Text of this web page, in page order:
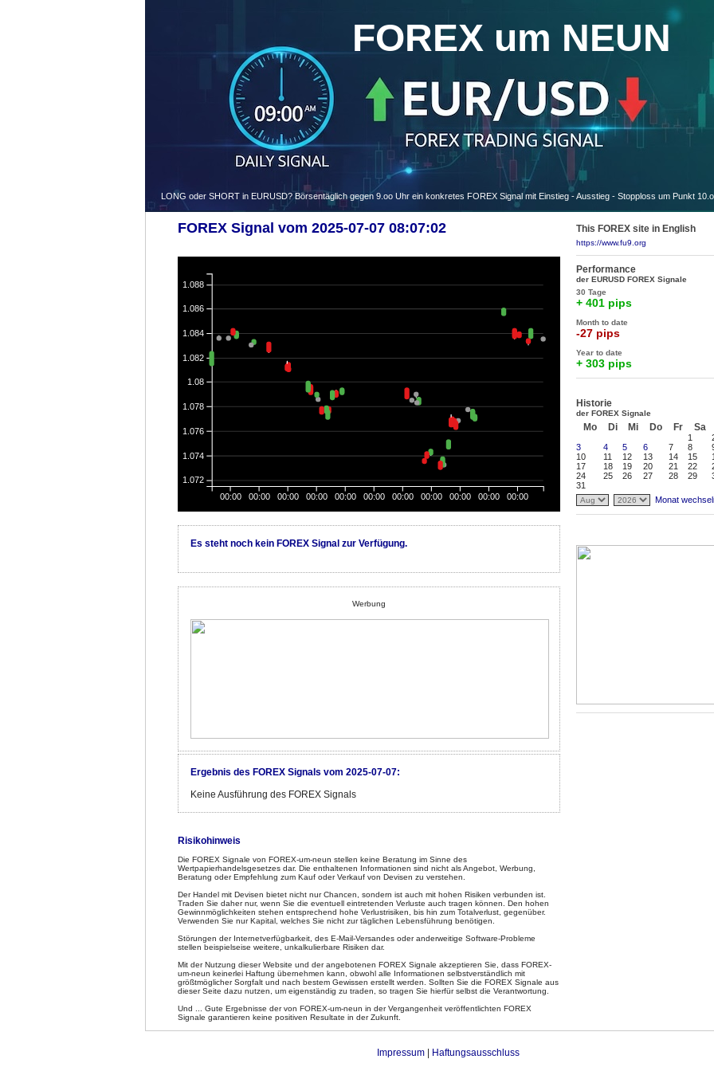
FOREX um NEUN
LONG oder SHORT in EURUSD? Börsentäglich gegen 9.oo Uhr ein konkretes FOREX Signal mit Einstieg - Ausstieg - Stopploss um Punkt
FOREX Signal vom 2025-07-07 08:07:02
00:00 00:00 00:00 00:00 00:00 00:00 00:00 00:00 00:00 00:00 00:00
1.072
1.074
1.076
1.078
1.08
1.082
1.084
1.086
1.088
Es steht noch kein FOREX Signal zur Verfügung.
Werbung
Ergebnis des FOREX Signals vom 2025-07-07:
Keine Ausführung des FOREX Signals
Risikohinweis
Die FOREX Signale von FOREX-um-neun stellen keine Beratung im Sinne des
Wertpapierhandelsgesetzes dar. Die enthaltenen Informationen sind nicht als Angebot, Werbung,
Beratung oder Empfehlung zum Kauf oder Verkauf von Devisen zu verstehen.
Der Handel mit Devisen bietet nicht nur Chancen, sondern ist auch mit hohen Risiken verbunden ist.
Traden Sie daher nur, wenn Sie die eventuell eintretenden Verluste auch tragen können. Den hohen
Gewinnmöglichkeiten stehen entsprechend hohe Verlustrisiken, bis hin zum Totalverlust, gegenüber.
Verwenden Sie nur Kapital, welches Sie nicht zur täglichen Lebensführung benötigen.
Störungen der Internetverfügbarkeit, des E-Mail-Versandes oder anderweitige Software-Probleme
stellen beispielseise weitere, unkalkulierbare Risiken dar.
Mit der Nutzung dieser Website und der angebotenen FOREX Signale akzeptieren Sie, dass FOREX-
um-neun keinerlei Haftung übernehmen kann, obwohl alle Informationen selbstverständlich mit
größtmöglicher Sorgfalt und nach bestem Gewissen erstellt werden. Sollten Sie die FOREX Signale aus
dieser Seite dazu nutzen, um eigenständig zu traden, so tragen Sie hierfür selbst die Verantwortung.
Und ... Gute Ergebnisse der von FOREX-um-neun in der Vergangenheit veröffentlichten FOREX
Signale garantieren keine positiven Resultate in der Zukunft.
This FOREX site in English
https://www.fu9.org
Performance
der EURUSD FOREX Signale
30 Tage
+ 401 pips
Month to date
-27 pips
Year to date
+ 303 pips
Historie
der FOREX Signale
Mo Di Mi Do Fr Sa
1
3
4 5 6 7 8
10
11 12 13 14 15
17
18 19 20 21 22
24
25 26 27 28 29
31
Monat
Impressum| Haftungsausschluss